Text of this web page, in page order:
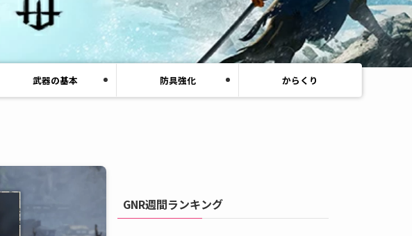
武器の基本 防具強化 からくり
GNR週間ランキング